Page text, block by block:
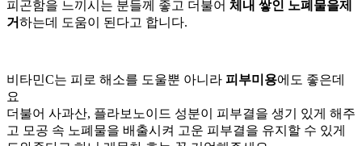
피곤함을 느끼시는 분들께 좋고 더불어 체내 쌓인 노폐물을제
거하는데 도움이 된다고 합니다.
비타민C는 피로 해소를 도울뿐 아니라 피부미용에도 좋은데
요
더불어 사과산, 플라보노이드 성분이 피부결을 생기 있게 해주
고 모공 속 노폐물을 배출시켜 고운 피부결을 유지할 수 있게